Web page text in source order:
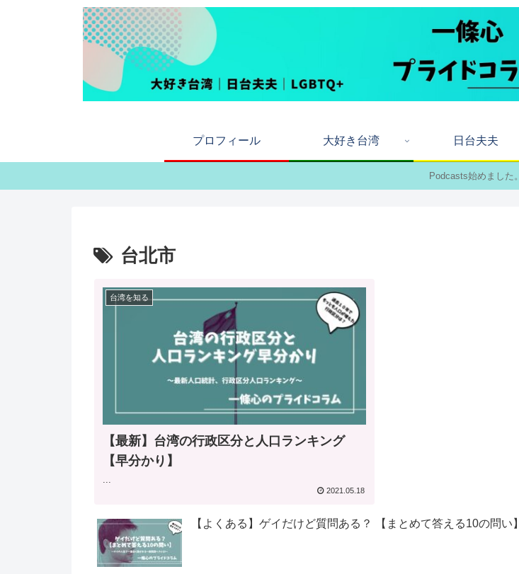
プロフィール 大好き台湾 日台夫夫
Podcasts始めました。
台北市
台湾を知る
【最新】台湾の行政区分と人口ランキング
【早分かり】
...
2021.05.18
【よくある】ゲイだけど質問ある？ 【まとめて答える10の問い】